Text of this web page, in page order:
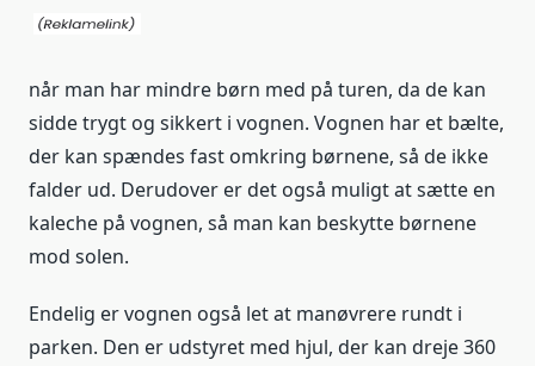
når man har mindre børn med på turen, da de kan
sidde trygt og sikkert i vognen. Vognen har et bælte,
der kan spændes fast omkring børnene, så de ikke
falder ud. Derudover er det også muligt at sætte en
kaleche på vognen, så man kan beskytte børnene
mod solen.
Endelig er vognen også let at manøvrere rundt i
parken. Den er udstyret med hjul, der kan dreje 360